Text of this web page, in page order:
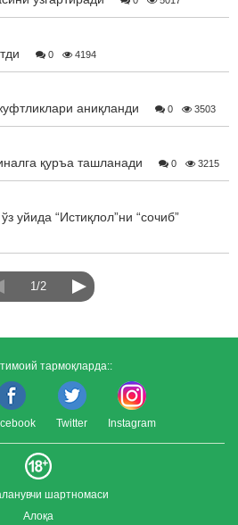
0 4194
аниқланди 0 3503
қуръа ташланади 0 3215
уйида “Истиқлол”ни “сочиб”
1/2
тармоқларда::
Twitter Instagram
шартномаси
Алоқа